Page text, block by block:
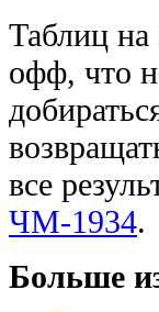
Таблиц
офф, что
все
ЧМ-1934.
Больше